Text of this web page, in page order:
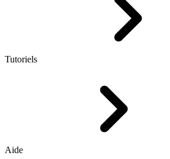
Tutoriels
Aide